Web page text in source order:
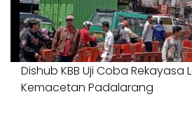
Dishub KBB Uji Coba Rekayasa
Kemacetan Padalarang